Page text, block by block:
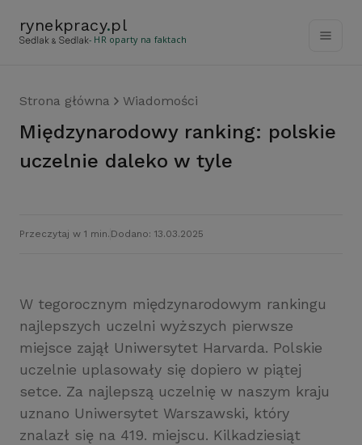
rynekpracy.pl
- HR oparty na faktach
Strona główna Wiadomości
Międzynarodowy ranking: polskie
uczelnie daleko w tyle
Przeczytaj w 1 min. Dodano: 13.03.2025
W tegorocznym międzynarodowym rankingu
najlepszych uczelni wyższych pierwsze
miejsce zajął Uniwersytet Harvarda. Polskie
uczelnie uplasowały się dopiero w piątej
setce. Za najlepszą uczelnię w naszym kraju
uznano Uniwersytet Warszawski, który
znalazł się na 419. miejscu. Kilkadziesiąt